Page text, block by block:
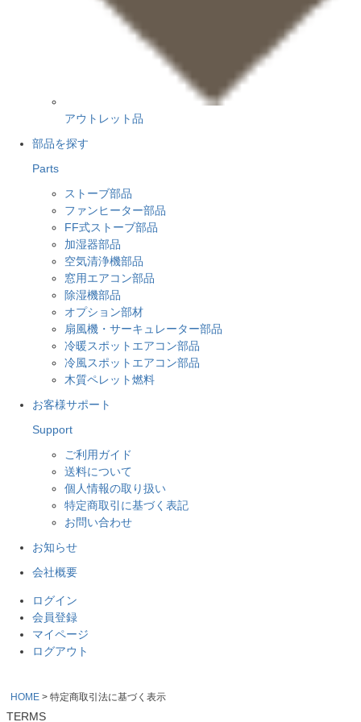
アウトレット品
部品を探す
Parts
ストーブ部品
ファンヒーター部品
FF式ストーブ部品
加湿器部品
空気清浄機部品
窓用エアコン部品
除湿機部品
オプション部材
扇風機・サーキュレーター部品
冷暖スポットエアコン部品
冷風スポットエアコン部品
木質ペレット燃料
お客様サポート
Support
ご利用ガイド
送料について
個人情報の取り扱い
特定商取引に基づく表記
お問い合わせ
お知らせ
会社概要
ログイン
会員登録
マイページ
ログアウト
HOME 特定商取引法に基づく表示
TERMS